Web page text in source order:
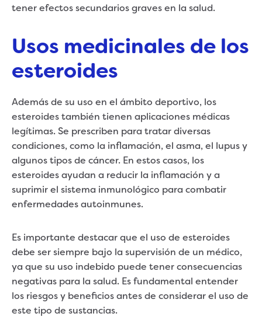
tener efectos secundarios graves en la salud.
Usos medicinales de los
esteroides
Además de su uso en el ámbito deportivo, los
esteroides también tienen aplicaciones médicas
legítimas. Se prescriben para tratar diversas
condiciones, como la inflamación, el asma, el lupus y
algunos tipos de cáncer. En estos casos, los
esteroides ayudan a reducir la inflamación y a
suprimir el sistema inmunológico para combatir
enfermedades autoinmunes.
Es importante destacar que el uso de esteroides
debe ser siempre bajo la supervisión de un médico,
ya que su uso indebido puede tener consecuencias
negativas para la salud. Es fundamental entender
los riesgos y beneficios antes de considerar el uso de
este tipo de sustancias.